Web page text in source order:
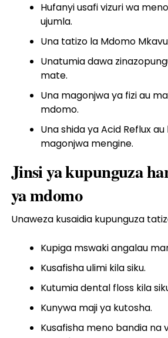
Hufanyi usafi vizuri wa
ujumla.
Una tatizo la Mdomo
Unatumia dawa
mate.
Una magonjwa ya fizi au
mdomo.
Una shida ya Acid Reflux
magonjwa mengine.
Jinsi ya kupunguza
ya mdomo
Unaweza kusaidia kupunguza
Kupiga mswaki angalau
Kusafisha ulimi kila siku.
Kutumia dental floss kila
Kunywa maji ya kutosha.
Kusafisha meno bandia na